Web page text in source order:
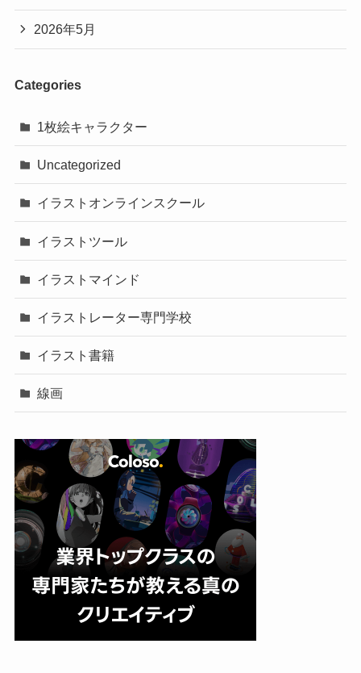
2026年5月
Categories
1枚絵キャラクター
Uncategorized
イラストオンラインスクール
イラストツール
イラストマインド
イラストレーター専門学校
イラスト書籍
線画